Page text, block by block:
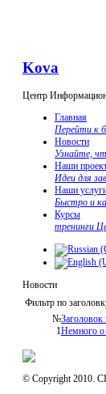
Kova
Центр
Главная
Перейти к
Новости
Узнайте,
Наши
Идеи для
Наши
Быстро и
Курсы
тренинги
Новости
Фильтр по
№Заголовок
1Немного о
© Copyright 2010.